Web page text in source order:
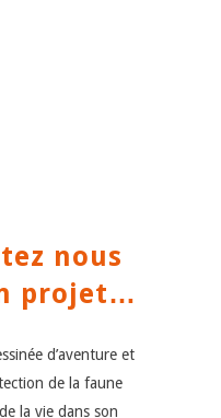
nous
projet…
d’aventure et
de la faune
la vie dans son